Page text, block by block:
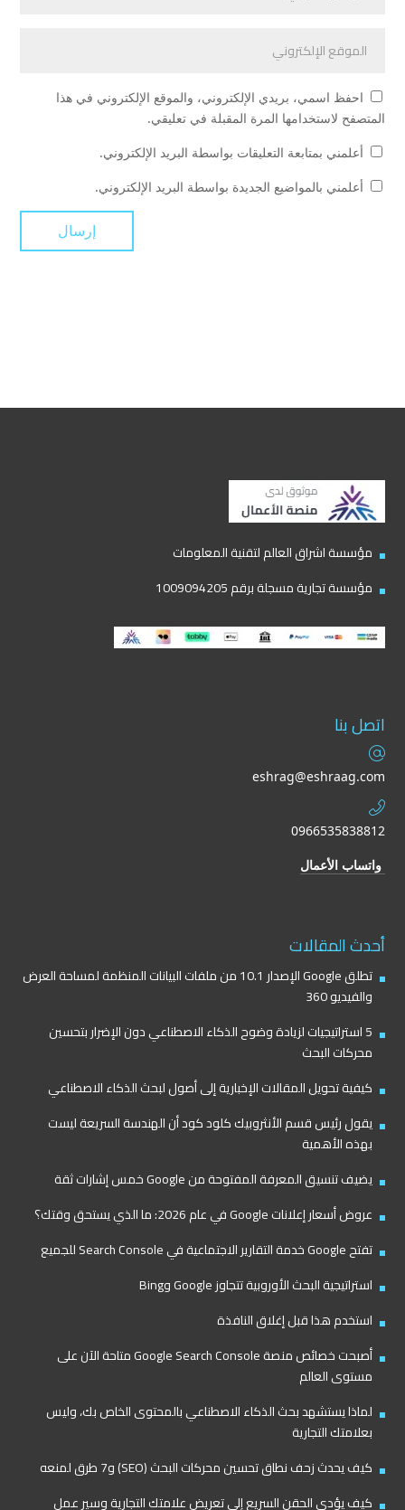
احفظ اسمي، بريدي الإلكتروني، والموقع الإلكتروني في هذا
المتصفح لاستخدامها المرة المقبلة في تعليقي.
أعلمني بمتابعة التعليقات بواسطة البريد الإلكتروني.
أعلمني بالمواضيع الجديدة بواسطة البريد الإلكتروني.
مؤسسة اشراق العالم لتقنية المعلومات
مؤسسة تجارية مسجلة برقم 1009094205
اتصل بنا
eshrag@eshraag.com
0966535838812
واتساب الأعمال
أحدث المقالات
تطلق Google الإصدار 10.1 من ملفات البيانات المنظمة لمساحة العرض
والفيديو 360
5 استراتيجيات لزيادة وضوح الذكاء الاصطناعي دون الإضرار بتحسين
محركات البحث
كيفية تحويل المقالات الإخبارية إلى أصول لبحث الذكاء الاصطناعي
يقول رئيس قسم الأنثروبيك كلود كود أن الهندسة السريعة ليست
بهذه الأهمية
يضيف تنسيق المعرفة المفتوحة من Google خمس إشارات ثقة
عروض أسعار إعلانات Google في عام 2026: ما الذي يستحق وقتك؟
تفتح Google خدمة التقارير الاجتماعية في Search Console للجميع
استراتيجية البحث الأوروبية تتجاوز Google وBing
استخدم هذا قبل إغلاق النافذة
أصبحت خصائص منصة Google Search Console متاحة الآن على
مستوى العالم
لماذا يستشهد بحث الذكاء الاصطناعي بالمحتوى الخاص بك، وليس
بعلامتك التجارية
كيف يحدث زحف نطاق تحسين محركات البحث (SEO) و7 طرق لمنعه
كيف يؤدي الحقن السريع إلى تعريض علامتك التجارية وسير عمل